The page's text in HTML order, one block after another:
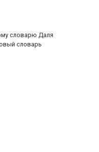
словарю Даля
словарь